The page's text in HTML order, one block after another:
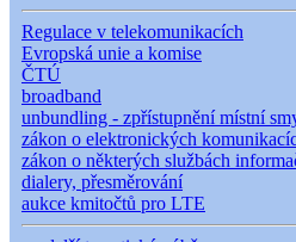
Regulace v telekomunikacích
Evropská unie a komise
ČTÚ
broadband
unbundling - zpřístupnění místní
zákon o elektronických
zákon o některých službách
dialery, přesměrování
aukce kmitočtů pro LTE